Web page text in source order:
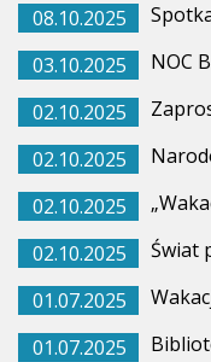
08.10.2025
03.10.2025
NOC
02.10.2025
02.10.2025
02.10.2025
02.10.2025
Świat
01.07.2025
01.07.2025